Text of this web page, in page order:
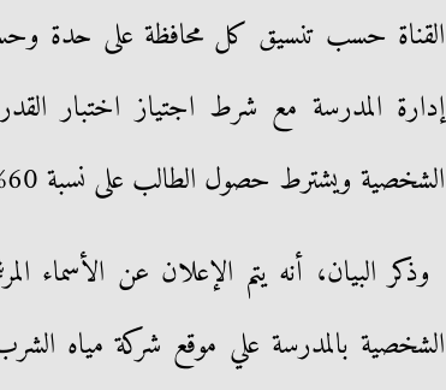
القناة حسب تنسيق كل محافظة على حدة
إدارة المدرسة مع شرط اجتياز اختبار
الشخصية ويشترط حصول الطالب على نسبة 60% من اختبار القدرات التحريرية.
وذكر البيان، أنه يتم الإعلان عن الأسماء